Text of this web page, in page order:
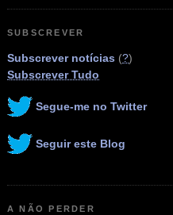
SUBSCREVER
Subscrever notícias (?)
Subscrever Tudo
Segue-me no Twitter
Seguir este Blog
A NÃO PERDER